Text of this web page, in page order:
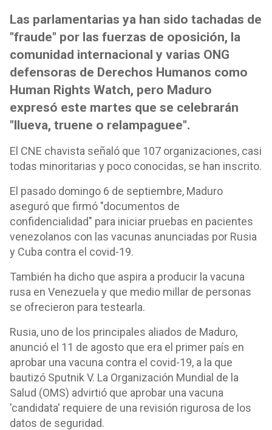
Las parlamentarias ya han sido tachadas de
"fraude" por las fuerzas de oposición, la
comunidad internacional y varias ONG
defensoras de Derechos Humanos como
Human Rights Watch, pero Maduro
expresó este martes que se celebrarán
"llueva, truene o relampaguee".
El CNE chavista señaló que 107 organizaciones, casi
todas minoritarias y poco conocidas, se han inscrito.
El pasado domingo 6 de septiembre, Maduro
aseguró que firmó "documentos de
confidencialidad" para iniciar pruebas en pacientes
venezolanos con las vacunas anunciadas por Rusia
y Cuba contra el covid-19.
También ha dicho que aspira a producir la vacuna
rusa en Venezuela y que medio millar de personas
se ofrecieron para testearla.
Rusia, uno de los principales aliados de Maduro,
anunció el 11 de agosto que era el primer país en
aprobar una vacuna contra el covid-19, a la que
bautizó Sputnik V. La Organización Mundial de la
Salud (OMS) advirtió que aprobar una vacuna
'candidata' requiere de una revisión rigurosa de los
datos de seguridad.